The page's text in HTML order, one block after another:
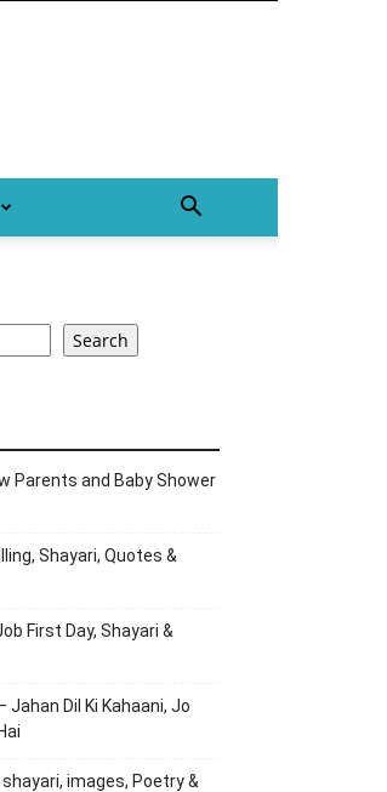
Search
Parents and Baby Shower
Shayari, Quotes &
First Day, Shayari &
Jahan Dil Ki Kahaani, Jo
images, Poetry &